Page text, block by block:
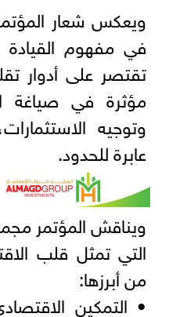
ويعكس شعار
في مفهوم القيادة
تقتصر على أدوار
مؤثرة في صياغة
وتوجيه
عابرة للحدود.
ويناقش المؤتمر
التي تمثل قلب
من أبرزها:
• التمكين